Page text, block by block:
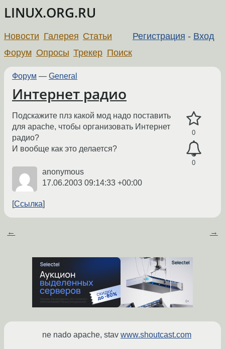
LINUX.ORG.RU
Регистрация - Вход
Новости Галерея Статьи
Форум Опросы Трекер Поиск
Форум — General
Интернет радио
0
0
Подскажите плз какой мод надо поставить
для apache, чтобы организовать Интернет
радио?
И вообще как это делается?
anonymous
17.06.2003 09:14:33 +00:00
Ссылка
← →
ne nado apache, stav www.shoutcast.com